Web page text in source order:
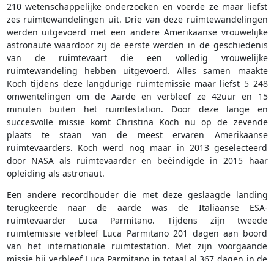
210 wetenschappelijke onderzoeken en voerde ze maar liefst
zes ruimtewandelingen uit. Drie van deze ruimtewandelingen
werden uitgevoerd met een andere Amerikaanse vrouwelijke
astronaute waardoor zij de eerste werden in de geschiedenis
van de ruimtevaart die een volledig vrouwelijke
ruimtewandeling hebben uitgevoerd. Alles samen maakte
Koch tijdens deze langdurige ruimtemissie maar liefst 5 248
omwentelingen om de Aarde en verbleef ze 42uur en 15
minuten buiten het ruimtestation. Door deze lange en
succesvolle missie komt Christina Koch nu op de zevende
plaats te staan van de meest ervaren Amerikaanse
ruimtevaarders. Koch werd nog maar in 2013 geselecteerd
door NASA als ruimtevaarder en beëindigde in 2015 haar
opleiding als astronaut.
Een andere recordhouder die met deze geslaagde landing
terugkeerde naar de aarde was de Italiaanse ESA-
ruimtevaarder Luca Parmitano. Tijdens zijn tweede
ruimtemissie verbleef Luca Parmitano 201 dagen aan boord
van het internationale ruimtestation. Met zijn voorgaande